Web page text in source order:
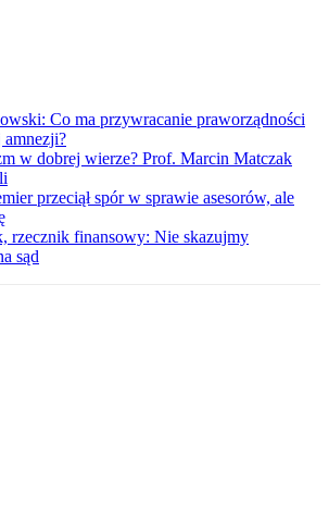
Co ma przywracanie praworządności
amnezji?
w dobrej wierze? Prof. Marcin Matczak
przeciął spór w sprawie asesorów, ale
rzecznik finansowy: Nie skazujmy
sąd